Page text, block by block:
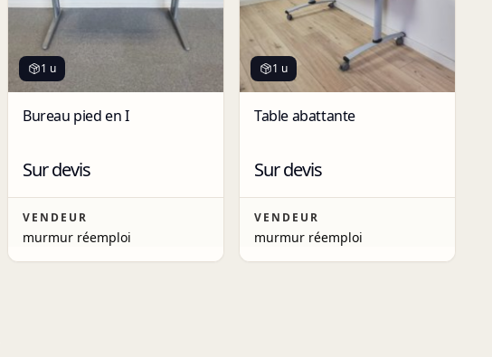
1 u
Bureau pied en I
Sur devis
VENDEUR
murmur réemploi
1 u
Table abattante
Sur devis
VENDEUR
murmur réemploi